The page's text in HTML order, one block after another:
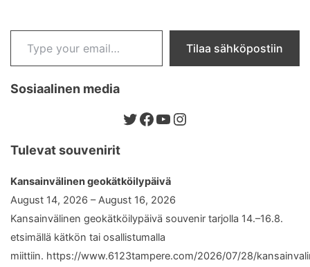
Type your email…
Tilaa sähköpostiin
Sosiaalinen media
Twitter
Facebook
YouTube
Instagram
Tulevat souvenirit
Kansainvälinen geokätköilypäivä
August 14, 2026 – August 16, 2026
Kansainvälinen geokätköilypäivä souvenir tarjolla 14.–16.8.
etsimällä kätkön tai osallistumalla
miittiin. https://www.6123tampere.com/2026/07/28/